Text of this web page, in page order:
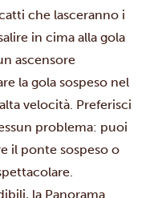
che lasceranno i
in cima alla gola
ascensore
la gola sospeso nel
velocità. Preferisci
problema: puoi
il ponte sospeso o
la Panorama